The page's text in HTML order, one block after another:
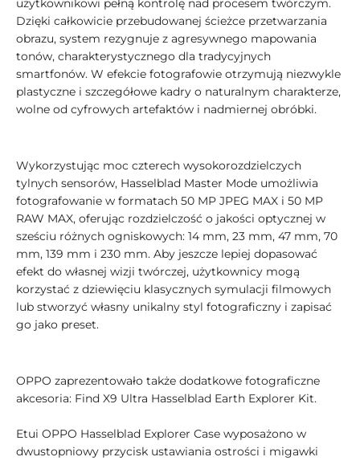
użytkownikowi pełną kontrolę nad procesem twórczym.
Dzięki całkowicie przebudowanej ścieżce przetwarzania
obrazu, system rezygnuje z agresywnego mapowania
tonów, charakterystycznego dla tradycyjnych
smartfonów. W efekcie fotografowie otrzymują niezwykle
plastyczne i szczegółowe kadry o naturalnym charakterze,
wolne od cyfrowych artefaktów i nadmiernej obróbki.
Wykorzystując moc czterech wysokorozdzielczych
tylnych sensorów, Hasselblad Master Mode umożliwia
fotografowanie w formatach 50 MP JPEG MAX i 50 MP
RAW MAX, oferując rozdzielczość o jakości optycznej w
sześciu różnych ogniskowych: 14 mm, 23 mm, 47 mm, 70
mm, 139 mm i 230 mm. Aby jeszcze lepiej dopasować
efekt do własnej wizji twórczej, użytkownicy mogą
korzystać z dziewięciu klasycznych symulacji filmowych
lub stworzyć własny unikalny styl fotograficzny i zapisać
go jako preset.
OPPO zaprezentowało także dodatkowe fotograficzne
akcesoria: Find X9 Ultra Hasselblad Earth Explorer Kit.
Etui OPPO Hasselblad Explorer Case wyposażono w
dwustopniowy przycisk ustawiania ostrości i migawki